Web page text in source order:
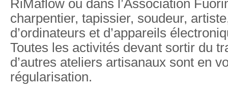
RiMaflow ou dans l’Association
charpentier, tapissier, soudeur,
d’ordinateurs et d’appareils
Toutes les activités devant sortir du
d’autres ateliers artisanaux sont en
régularisation.